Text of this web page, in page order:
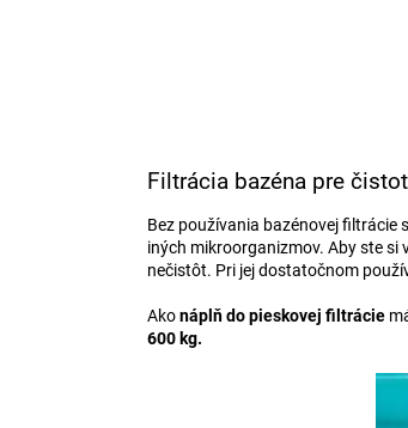
Filtrácia bazéna pre
Bez používania bazénovej filtrácie
iných mikroorganizmov. Aby ste si
nečistôt. Pri jej dostatočnom
Akonáplň do pieskovej filtrácie
600 kg.